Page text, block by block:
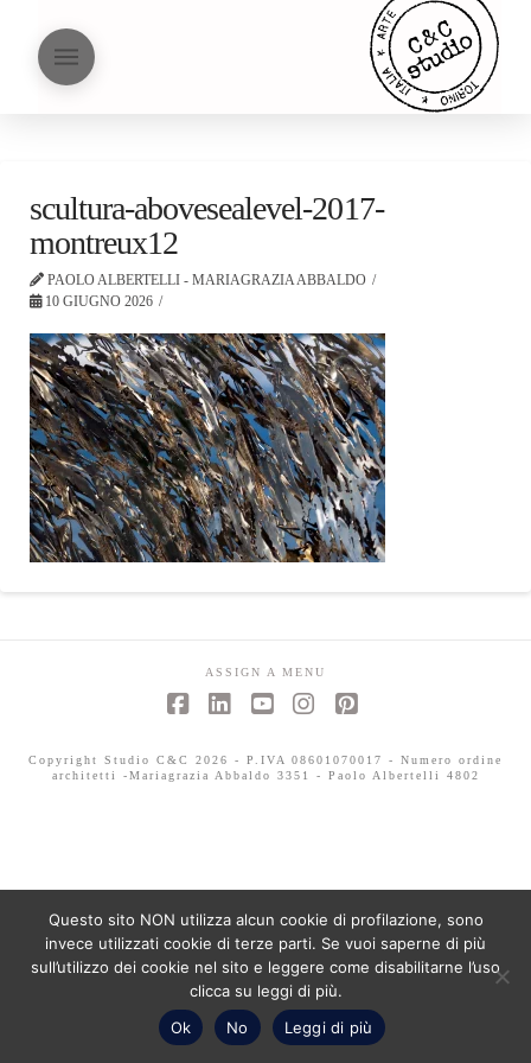
scultura-abovesealevel-2017-
montreux12
PAOLO ALBERTELLI - MARIAGRAZIA ABBALDO
10 GIUGNO 2026
ASSIGN A MENU
Copyright Studio C&C 2026 - P.IVA 08601070017 - Numero ordine
architetti -Mariagrazia Abbaldo 3351 - Paolo Albertelli 4802
Questo sito NON utilizza alcun cookie di profilazione, sono
invece utilizzati cookie di terze parti. Se vuoi saperne di più
sull’utilizzo dei cookie nel sito e leggere come disabilitarne l’uso
clicca su leggi di più.
Ok
No Leggi di più